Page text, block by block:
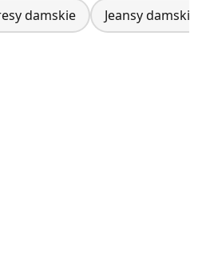
damskie Jeansy damskie